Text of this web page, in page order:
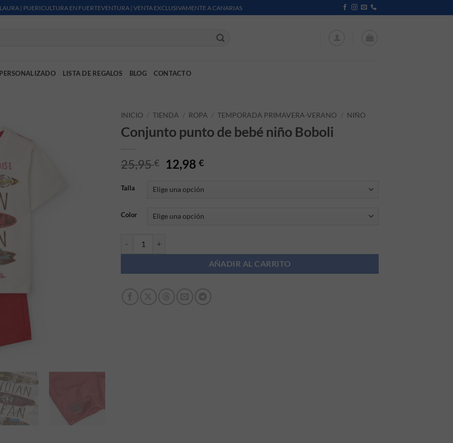
| PUERICULTURA EN FUERTEVENTURA | VENTA EXCLUSIVAMENTE A CANARIAS
PERSONALIZADO LISTA DE REGALOS BLOG CONTACTO
INICIO / TIENDA / ROPA / TEMPORADA PRIMAVERA-VERANO / NIÑO
Conjunto punto de bebé niño Boboli
25,95€ El precio original era: 25,95 €.
12,98€El precio actual es: 12,98 €.
Talla
Color
AÑADIR AL CARRITO